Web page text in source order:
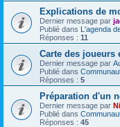
Explications de
Dernier message par
Publié dans L'agenda
Réponses : 11
Carte des joueurs
Dernier message par
Publié dans
Réponses : 5
Préparation d'un
Dernier message par
Publié dans
Réponses : 45